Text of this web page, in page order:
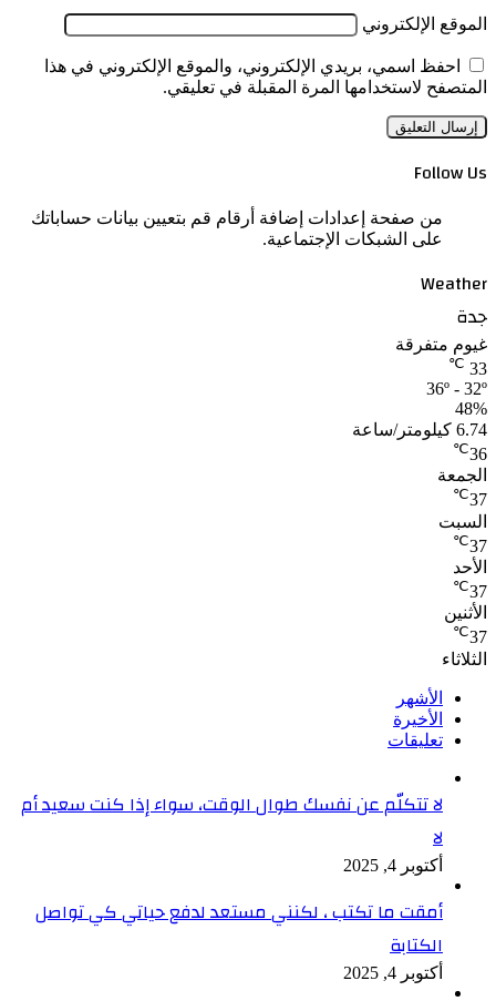
الموقع الإلكتروني
احفظ اسمي، بريدي الإلكتروني، والموقع الإلكتروني في هذا
المتصفح لاستخدامها المرة المقبلة في تعليقي.
Follow Us
من صفحة إعدادات إضافة أرقام قم بتعيين بيانات حساباتك
على الشبكات الإجتماعية.
Weather
جدة
غيوم متفرقة
33
℃
36º - 32º
48%
6.74 كيلومتر/ساعة
36
℃
الجمعة
37
℃
السبت
37
℃
الأحد
37
℃
الأثنين
37
℃
الثلاثاء
الأشهر
الأخيرة
تعليقات
لا تتكلّم عن نفسك طوال الوقت، سواء إذا كنت سعيد أم
لا
أكتوبر 4, 2025
أمقت ما تكتب ، لكنني مستعد لدفع حياتي كي تواصل
الكتابة
أكتوبر 4, 2025